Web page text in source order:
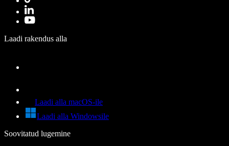
Laadi rakendus alla
Laadi alla macOS-ile
Laadi alla Windowsile
Soovitatud lugemine